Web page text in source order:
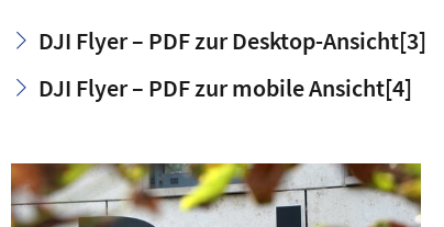
DJI Flyer – PDF zur Desktop-Ansicht[3]
DJI Flyer – PDF zur mobile Ansicht[4]